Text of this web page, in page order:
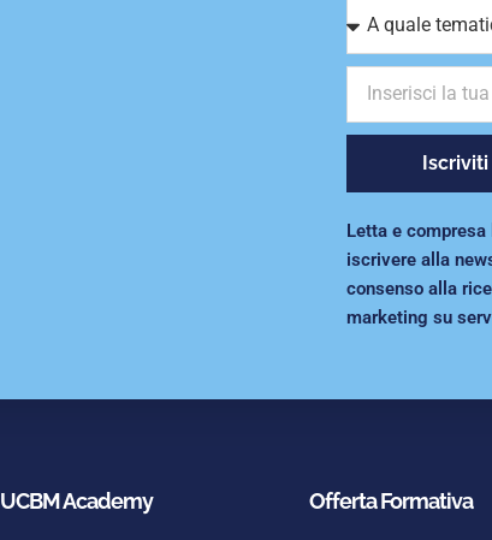
Iscriviti
Letta e
iscrivere alla
consenso alla
marketing su
UCBM Academy Offerta Formativa